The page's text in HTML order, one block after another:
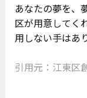
あなたの夢を、
区が用意してく
用しない手はあ
引用元： 江東区